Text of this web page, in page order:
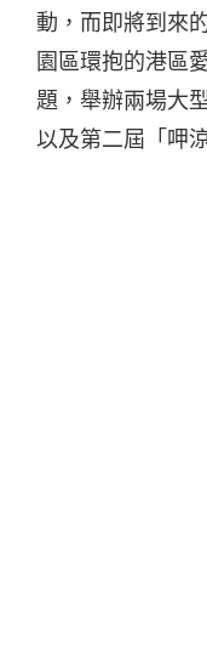
動，而即將到來
園區環抱的港區
題，舉辦兩場大
以及第二屆「呷